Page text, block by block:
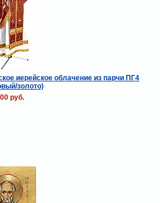
иерейское облачение из парчи ПГ4
золото)
руб.